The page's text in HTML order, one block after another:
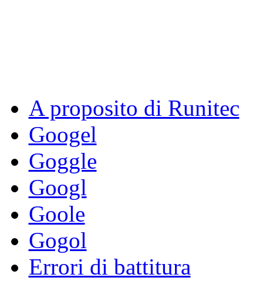
A proposito di Runitec
Googel
Goggle
Googl
Goole
Gogol
Errori di battitura